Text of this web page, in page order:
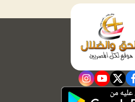
facebook
twitter
youtube
instagram